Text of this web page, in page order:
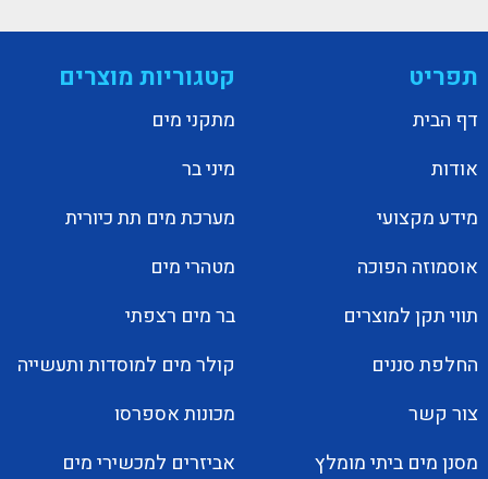
תפריט
דף הבית
אודות
מידע מקצועי
אוסמוזה הפוכה
תווי תקן למוצרים
החלפת סננים
צור קשר
מסנן מים ביתי מומלץ
קטגוריות מוצרים
מתקני מים
מיני בר
מערכת מים תת כיורית
מטהרי מים
בר מים רצפתי
קולר מים למוסדות ותעשייה
מכונות אספרסו
אביזרים למכשירי מים